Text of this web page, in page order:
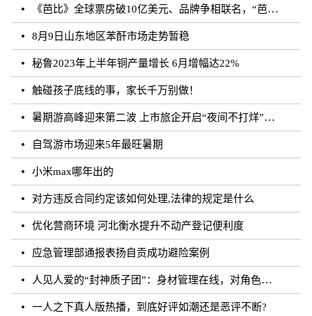
《芭比》全球票房破10亿美元、品牌争相联名，“芭比”IP第二春来临？
8月9日山东地区苯酐市场走势暂稳
秘鲁2023年上半年铜产量增长 6月增幅达22%
触碰孩子底线的事，家长千万别做！
暑期游高峰迎来第二波 上市旅企开启“夜间不打烊”模式
自驾游市场迎来5年最旺暑期
小米max哪年出的
对方违反合同约定该如何处理,法律的规定是什么
优化营商环境 河北衡水提升不动产登记便利度
应急管理部通报表扬自贡成功避险案例
人见人爱的“封神质子团”：身材管理在线，对角色有信念｜文化观察
一人之下真人版热播，到底好评如潮还是恶评不断?